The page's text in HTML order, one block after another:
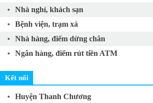
Nhà nghỉ, khách sạn
Bệnh viện, trạm xá
Nhà hàng, điểm dừng chân
Ngân hàng, điểm rút tiền ATM
Kết nối
Huyện Thanh Chương